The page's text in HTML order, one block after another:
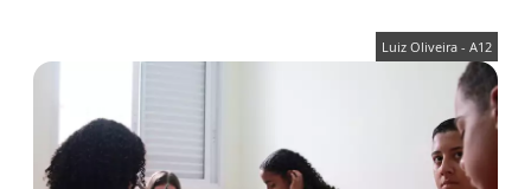
Luiz Oliveira - A12